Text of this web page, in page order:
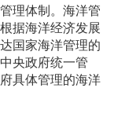
理体制。海洋管
据海洋经济发展
国家海洋管理的
央政府统一管
具体管理的海洋